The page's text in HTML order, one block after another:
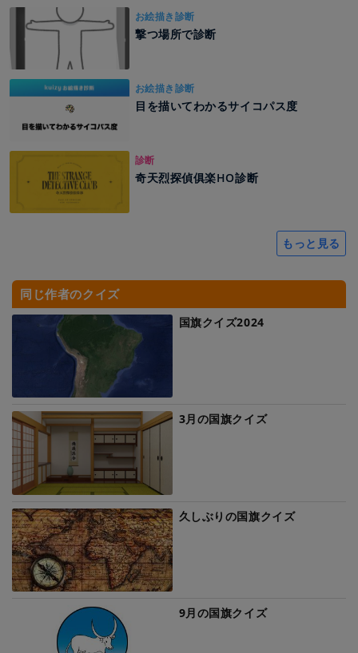
お絵描き診断
撃つ場所で診断
お絵描き診断
目を描いてわかるサイコパス度
診断
奇天烈探偵俱楽HO診断
もっと見る
同じ作者のクイズ
国旗クイズ2024
3月の国旗クイズ
久しぶりの国旗クイズ
9月の国旗クイズ